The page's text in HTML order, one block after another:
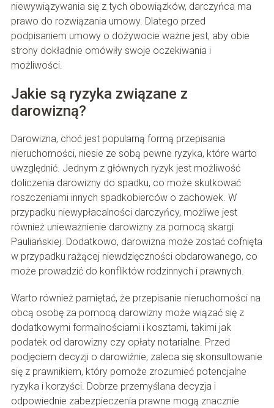
niewywiązywania się z tych obowiązków, darczyńca ma
prawo do rozwiązania umowy. Dlatego przed
podpisaniem umowy o dożywocie ważne jest, aby obie
strony dokładnie omówiły swoje oczekiwania i
możliwości.
Jakie są ryzyka związane z
darowizną?
Darowizna, choć jest popularną formą przepisania
nieruchomości, niesie ze sobą pewne ryzyka, które warto
uwzględnić. Jednym z głównych ryzyk jest możliwość
doliczenia darowizny do spadku, co może skutkować
roszczeniami innych spadkobierców o zachowek. W
przypadku niewypłacalności darczyńcy, możliwe jest
również unieważnienie darowizny za pomocą skargi
Pauliańskiej. Dodatkowo, darowizna może zostać cofnięta
w przypadku rażącej niewdzięczności obdarowanego, co
może prowadzić do konfliktów rodzinnych i prawnych.
Warto również pamiętać, że przepisanie nieruchomości na
obcą osobę za pomocą darowizny może wiązać się z
dodatkowymi formalnościami i kosztami, takimi jak
podatek od darowizny czy opłaty notarialne. Przed
podjęciem decyzji o darowiźnie, zaleca się skonsultowanie
się z prawnikiem, który pomoże zrozumieć potencjalne
ryzyka i korzyści. Dobrze przemyślana decyzja i
odpowiednie zabezpieczenia prawne mogą znacznie